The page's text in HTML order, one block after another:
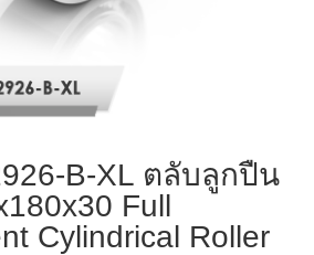
B-XL ตลับลูกปืน
Full
Cylindrical Roller